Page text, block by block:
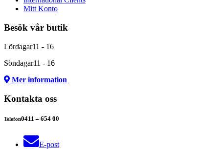
Mitt Konto
Besök vår butik
Lördagar11 - 16
Söndagar11 - 16
Mer information
Kontakta oss
Telefon0411 – 654 00
E-post